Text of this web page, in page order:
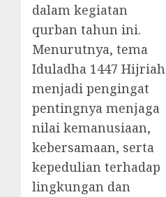
dalam kegiatan
qurban tahun ini.
Menurutnya, tema
Iduladha 1447 Hijriah
menjadi pengingat
pentingnya menjaga
nilai kemanusiaan,
kebersamaan, serta
kepedulian terhadap
lingkungan dan